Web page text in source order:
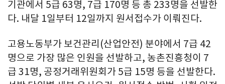
기관에서 5급 63명, 7급 170명 등 총 233명을 선발한
다. 내달 1일부터 12일까지 원서접수가 이뤄진다.
고용노동부가 보건관리(산업안전) 분야에서 7급 42
명으로 가장 많은 인원을 선발하고, 농촌진흥청이 7
급 31명, 공정거래위원회가 5급 15명 등을 선발한다.